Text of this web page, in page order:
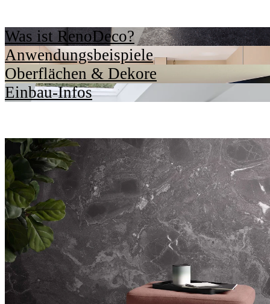
Was ist RenoDeco?
Anwendungsbeispiele
Oberflächen & Dekore
Einbau-Infos